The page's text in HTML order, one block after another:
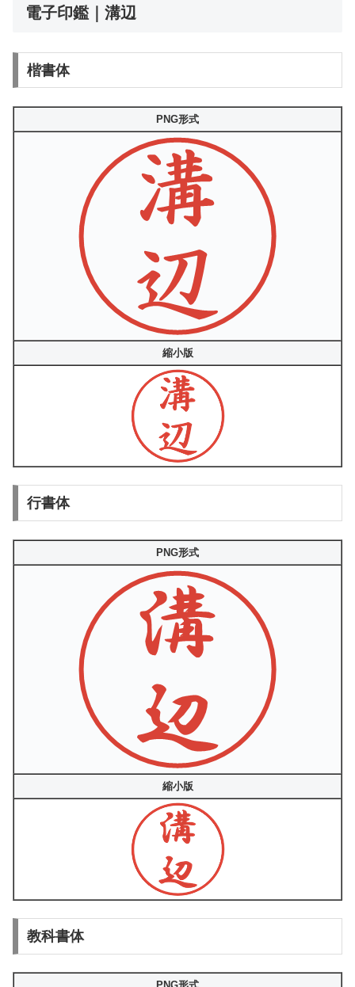
電子印鑑｜溝辺
楷書体
PNG形式
縮小版
行書体
PNG形式
縮小版
教科書体